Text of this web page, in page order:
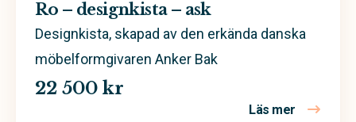
Ro – designkista – ask
Designkista, skapad av den erkända danska
möbelformgivaren Anker Bak
22 500 kr
Läs mer om Ro –